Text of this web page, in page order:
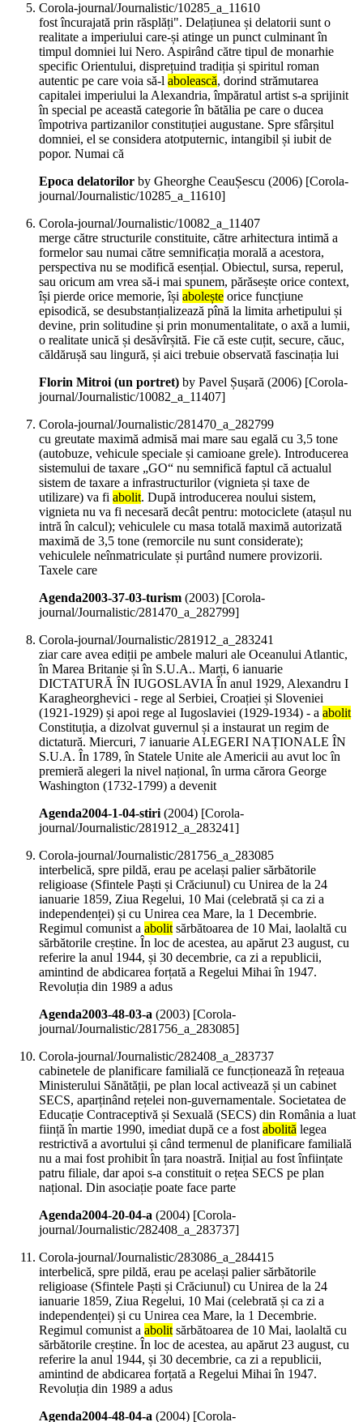
Corola-journal/Journalistic/10285_a_11610
fost încurajată prin răsplăți". Delațiunea și delatorii sunt o
realitate a imperiului care-și atinge un punct culminant în
timpul domniei lui Nero. Aspirând către tipul de monarhie
specific Orientului, disprețuind tradiția și spiritul roman
autentic pe care voia să-l abolească, dorind strămutarea
capitalei imperiului la Alexandria, împăratul artist s-a sprijinit
în special pe această categorie în bătălia pe care o ducea
împotriva partizanilor constituției augustane. Spre sfârșitul
domniei, el se considera atotputernic, intangibil și iubit de
popor. Numai că
Epoca delatorilor by Gheorghe CeauȘescu (2006) [Corola-
journal/Journalistic/10285_a_11610]
Corola-journal/Journalistic/10082_a_11407
merge către structurile constituite, către arhitectura intimă a
formelor sau numai către semnificația morală a acestora,
perspectiva nu se modifică esențial. Obiectul, sursa, reperul,
sau oricum am vrea să-i mai spunem, părăsește orice context,
își pierde orice memorie, își abolește orice funcțiune
episodică, se desubstanțializează pînă la limita arhetipului și
devine, prin solitudine și prin monumentalitate, o axă a lumii,
o realitate unică și desăvîrșită. Fie că este cuțit, secure, căuc,
căldărușă sau lingură, și aici trebuie observată fascinația lui
Florin Mitroi (un portret) by Pavel Șușară (2006) [Corola-
journal/Journalistic/10082_a_11407]
Corola-journal/Journalistic/281470_a_282799
cu greutate maximă admisă mai mare sau egală cu 3,5 tone
(autobuze, vehicule speciale și camioane grele). Introducerea
sistemului de taxare „GO“ nu semnifică faptul că actualul
sistem de taxare a infrastructurilor (vignieta și taxe de
utilizare) va fi abolit. După introducerea noului sistem,
vignieta nu va fi necesară decât pentru: motociclete (atașul nu
intră în calcul); vehiculele cu masa totală maximă autorizată
maximă de 3,5 tone (remorcile nu sunt considerate);
vehiculele neînmatriculate și purtând numere provizorii.
Taxele care
Agenda2003-37-03-turism (2003) [Corola-
journal/Journalistic/281470_a_282799]
Corola-journal/Journalistic/281912_a_283241
ziar care avea ediții pe ambele maluri ale Oceanului Atlantic,
în Marea Britanie și în S.U.A.. Marți, 6 ianuarie
DICTATURĂ ÎN IUGOSLAVIA În anul 1929, Alexandru I
Karagheorghevici - rege al Serbiei, Croației și Sloveniei
(1921-1929) și apoi rege al Iugoslaviei (1929-1934) - a abolit
Constituția, a dizolvat guvernul și a instaurat un regim de
dictatură. Miercuri, 7 ianuarie ALEGERI NAȚIONALE ÎN
S.U.A. În 1789, în Statele Unite ale Americii au avut loc în
premieră alegeri la nivel național, în urma cărora George
Washington (1732-1799) a devenit
Agenda2004-1-04-stiri(2004) [Corola-
journal/Journalistic/281912_a_283241]
Corola-journal/Journalistic/281756_a_283085
interbelică, spre pildă, erau pe același palier sărbătorile
religioase (Sfintele Paști și Crăciunul) cu Unirea de la 24
ianuarie 1859, Ziua Regelui, 10 Mai (celebrată și ca zi a
independenței) și cu Unirea cea Mare, la 1 Decembrie.
Regimul comunist a abolitsărbătoarea de 10 Mai, laolaltă cu
sărbătorile creștine. În loc de acestea, au apărut 23 august, cu
referire la anul 1944, și 30 decembrie, ca zi a republicii,
amintind de abdicarea forțată a Regelui Mihai în 1947.
Revoluția din 1989 a adus
Agenda2003-48-03-a (2003) [Corola-
journal/Journalistic/281756_a_283085]
Corola-journal/Journalistic/282408_a_283737
cabinetele de planificare familială ce funcționează în rețeaua
Ministerului Sănătății, pe plan local activează și un cabinet
SECS, aparținând rețelei non-guvernamentale. Societatea de
Educație Contraceptivă și Sexuală (SECS) din România a luat
ființă în martie 1990, imediat după ce a fostabolită legea
restrictivă a avortului și când termenul de planificare familială
nu a mai fost prohibit în țara noastră. Inițial au fost înființate
patru filiale, dar apoi s-a constituit o rețea SECS pe plan
național. Din asociație poate face parte
Agenda2004-20-04-a (2004) [Corola-
journal/Journalistic/282408_a_283737]
Corola-journal/Journalistic/283086_a_284415
interbelică, spre pildă, erau pe același palier sărbătorile
religioase (Sfintele Paști și Crăciunul) cu Unirea de la 24
ianuarie 1859, Ziua Regelui, 10 Mai (celebrată și ca zi a
independenței) și cu Unirea cea Mare, la 1 Decembrie.
Regimul comunist a abolitsărbătoarea de 10 Mai, laolaltă cu
sărbătorile creștine. În loc de acestea, au apărut 23 august, cu
referire la anul 1944, și 30 decembrie, ca zi a republicii,
amintind de abdicarea forțată a Regelui Mihai în 1947.
Revoluția din 1989 a adus
Agenda2004-48-04-a (2004) [Corola-